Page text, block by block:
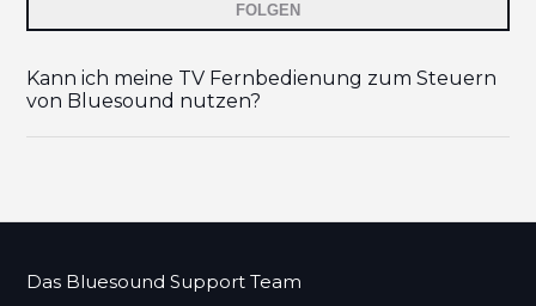
FOLGEN
Kann ich meine TV Fernbedienung zum Steuern
von Bluesound nutzen?
Das Bluesound Support Team